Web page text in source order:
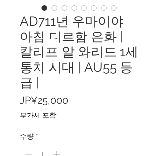
AD711년 우마이야
아침 디르함 은화 |
칼리프 알 와리드 1세
통치 시대 | AU55 등
급 |
JP¥25,000
부가세 포함:
수량 *